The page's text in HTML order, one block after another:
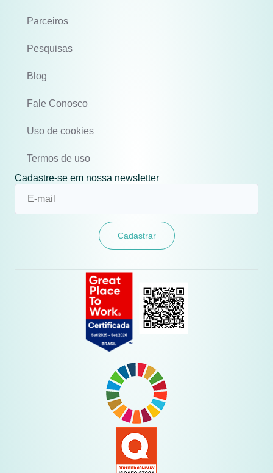
Parceiros
Pesquisas
Blog
Fale Conosco
Uso de cookies
Termos de uso
Cadastre-se em nossa newsletter
Cadastrar